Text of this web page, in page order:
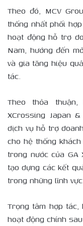
Theo đó, MCV
thống nhất phối
hoạt động hỗ trợ
Nam, hướng đến
và gia tăng hiệu
tác.
Theo thỏa
XCrossing Japan
dịch vụ hỗ trợ
cho hệ thống
trong nước của GA
tạo dựng các kết
trong những lĩnh
Trọng tâm hợp
hoạt động chính